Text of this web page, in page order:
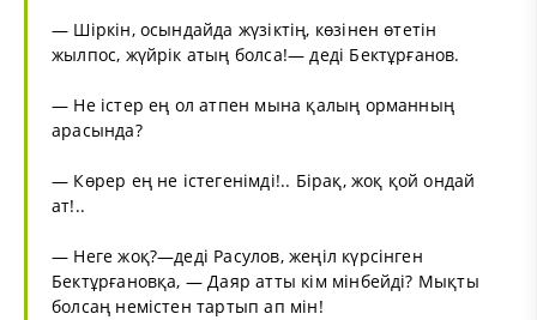
— Шіркін, осындайда жүзіктің, көзінен өтетін
жылпос, жүйрік атың болса!— деді Бектұрғанов.
— Не істер ең ол атпен мына қалың орманның
арасында?
— Көрер ең не істегенімді!.. Бірақ, жоқ қой ондай
ат!..
— Неге жоқ?—деді Расулов, жеңіл күрсінген
Бектұрғановқа, — Даяр атты кім мінбейді? Мықты
болсаң немістен тартып ап мін!